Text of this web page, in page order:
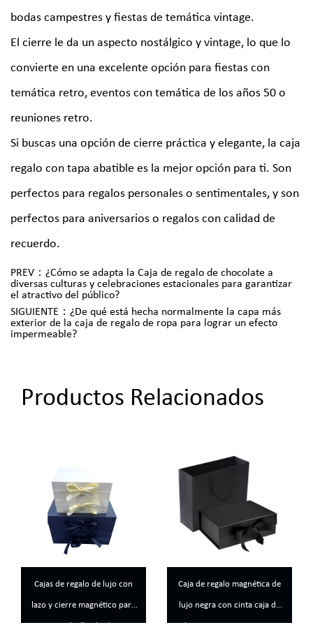
bodas campestres y fiestas de temática vintage.
El cierre le da un aspecto nostálgico y vintage, lo que lo
convierte en una excelente opción para fiestas con
temática retro, eventos con temática de los años 50 o
reuniones retro.
Si buscas una opción de cierre práctica y elegante, la caja
regalo con tapa abatible es la mejor opción para ti. Son
perfectos para regalos personales o sentimentales, y son
perfectos para aniversarios o regalos con calidad de
recuerdo.
PREV：¿Cómo se adapta la Caja de regalo de chocolate a
diversas culturas y celebraciones estacionales para garantizar
el atractivo del público?
SIGUIENTE：¿De qué está hecha normalmente la capa más
exterior de la caja de regalo de ropa para lograr un efecto
impermeable?
Productos Relacionados
Cajas de regalo de lujo con
lazo y cierre magnético para
cumpleaños bodas
Caja de regalo magnética de
lujo negra con cinta caja de
almacenamiento resistente